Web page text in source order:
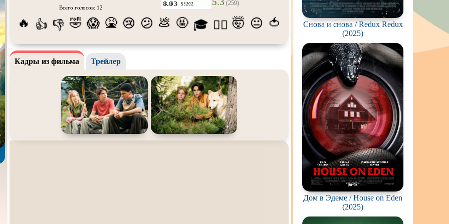
Про богатых Про богов
Про ведьм Про викингов Про выживание
Про гонки Про деревню Про динозавров
Про животных Про зомби
Про космос Про любовь Про маньяков и
убийц
Про оборотней Про пиратов Про подростков
Про роботов Про рыцарей Про самолёты
Про снайперов Про супергероев Про танки
Про тюрьму
Всего голосов: 12
(259)
🔥 👍 👎 🤣 😱 🤮 😢 😕 💩 🤬 🎓 😵‍💫 🤯 😐 🍅
Кадры из фильма Трейлер
Снова и снова / Redux Redux
(2025)
Дом в Эдеме / House on Eden
(2025)